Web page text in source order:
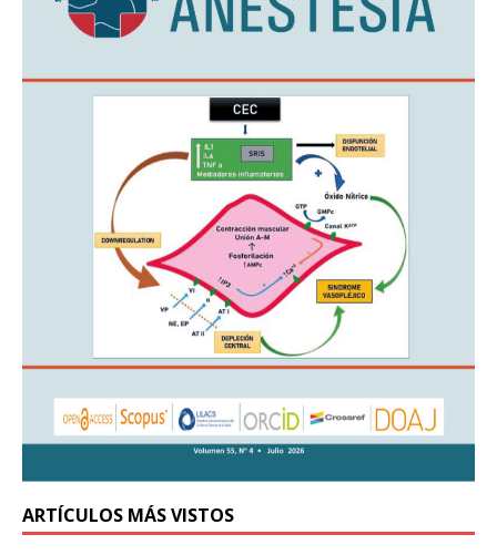
ARTÍCULOS MÁS VISTOS